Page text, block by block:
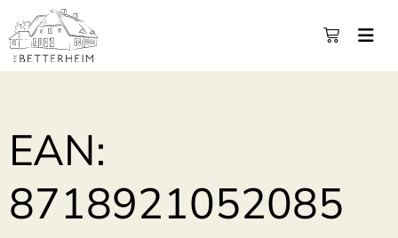
EAN:
8718921052085